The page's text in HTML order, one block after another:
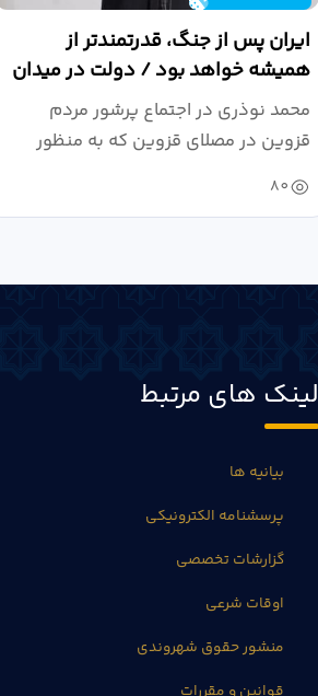
ایران پس از جنگ، قدرتمندتر از
همیشه خواهد بود / دولت در میدان
نبرد اقتصادی،...
محمد نوذری در اجتماع پرشور مردم
قزوین در مصلای قزوین که به منظور
خون‌خواهی...
80
لینک های مرتبط
بیانیه ها
پرسشنامه الکترونیکی
گزارشات تخصصی
اوقات شرعی
منشور حقوق شهروندی